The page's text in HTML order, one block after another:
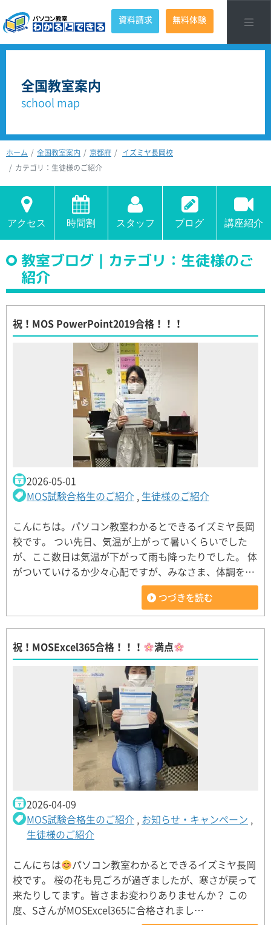
資料請求 無料体験
全国教室案内
school map
ホーム 全国教室案内 京都府
イズミヤ長岡校
カテゴリ：生徒様のご紹介
アクセス 時間割 スタッフ ブログ 講座紹介
教室ブログ｜カテゴリ：生徒様のご
紹介
祝！MOS PowerPoint2019合格！！！
2026-05-01
MOS試験合格生のご紹介 , 生徒様のご紹介
こんにちは。パソコン教室わかるとできるイズミヤ長岡
校です。 つい先日、気温が上がって暑いくらいでした
が、ここ数日は気温が下がって雨も降ったりでした。 体
がついていけるか少々心配ですが、みなさま、体調を…
つづきを読む
祝！MOSExcel365合格！！！ 満点
2026-04-09
MOS試験合格生のご紹介 , お知らせ・キャンペーン ,
生徒様のご紹介
こんにちは
パソコン教室わかるとできるイズミヤ長岡
校です。 桜の花も見ごろが過ぎましたが、寒さが戻って
来たりしてます。皆さまお変わりありませんか？ この
度、SさんがMOSExcel365に合格されまし…